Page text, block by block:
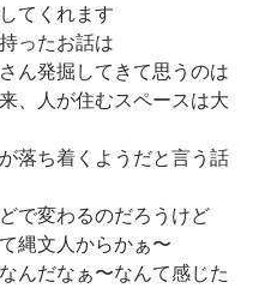
てくれます
ったお話は
ん発掘してきて思うのは
、人が住むスペースは大
落ち着くようだと言う話
で変わるのだろうけど
縄文人からかぁ〜
んだなぁ〜なんて感じた